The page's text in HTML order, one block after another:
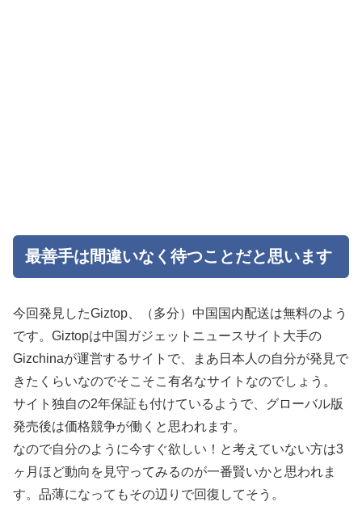
最善手は間違いなく待つことだと思います
今回発見したGiztop、（多分）中国国内配送は無料のよう
です。Giztopは中国ガジェットニュースサイト大手の
Gizchinaが運営するサイトで、まあ日本人の自分が発見で
きたくらいなのでそこそこ有名なサイトなのでしょう。
サイト独自の2年保証も付けているようで、グローバル版
発売後は価格競争が働くと思われます。
なので自分のように今すぐ欲しい！と考えていない方は3
ヶ月ほど動向を見守ってみるのが一番賢いかと思われま
す。品薄になってもその辺りで回復してそう。